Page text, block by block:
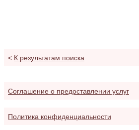
< К результатам поиска
Соглашение о предоставлении услуг
Политика конфиденциальности